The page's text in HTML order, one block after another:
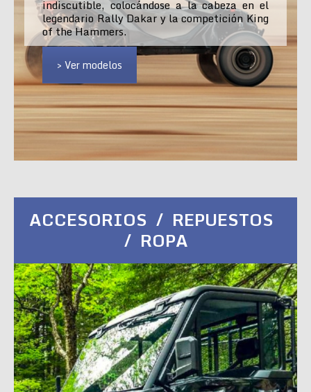
indiscutible, colocándose a la cabeza en el
legendario Rally Dakar y la competición King
of the Hammers.
> Ver modelos
ACCESORIOS / REPUESTOS
/ ROPA